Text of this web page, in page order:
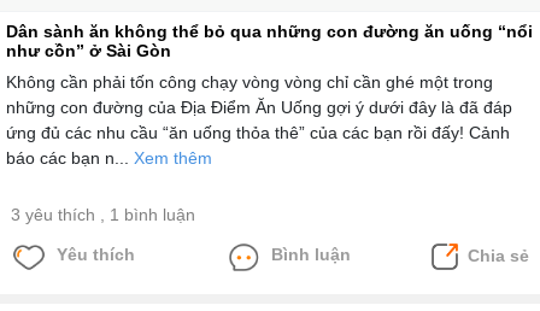
Dân sành ăn không thể bỏ qua những con đường ăn uống “nổi
như cồn” ở Sài Gòn
Không cần phải tốn công chạy vòng vòng chỉ cần ghé một trong
những con đường của Địa Điểm Ăn Uống gợi ý dưới đây là đã đáp
ứng đủ các nhu cầu “ăn uống thỏa thê” của các bạn rồi đấy! Cảnh
báo các bạn n... Xem thêm
3 yêu thích , 1 bình luận
Yêu thích Bình luận Chia sẻ